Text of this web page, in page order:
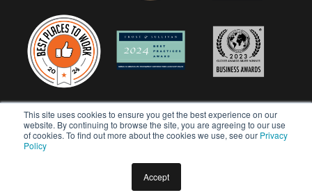
This site uses cookies to ensure you get the best experience on our
website. By continuing to browse the site, you are agreeing to our use
of cookies. To find out more about the cookies we use, see our Privacy
Policy
Accept